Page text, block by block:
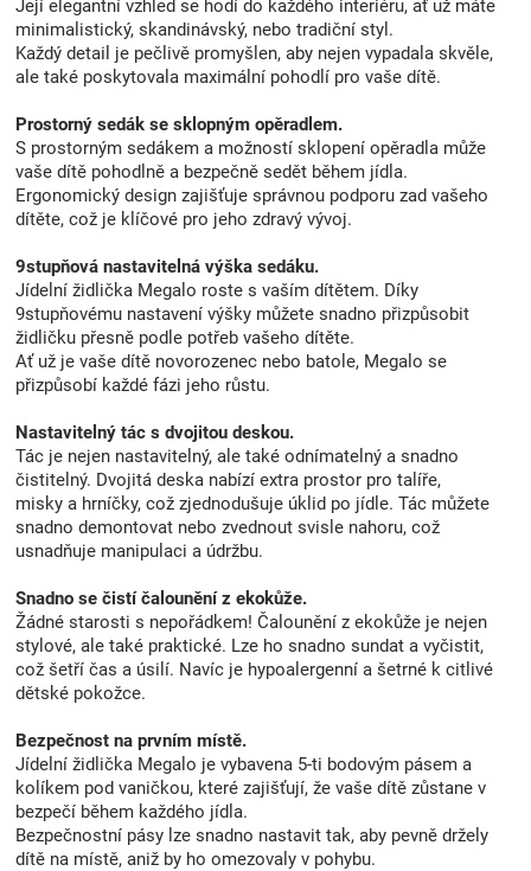
Její elegantní vzhled se hodí do každého interiéru, ať už máte
minimalistický, skandinávský, nebo tradiční styl.
Každý detail je pečlivě promyšlen, aby nejen vypadala skvěle,
ale také poskytovala maximální pohodlí pro vaše dítě.
Prostorný sedák se sklopným opěradlem.
S prostorným sedákem a možností sklopení opěradla může
vaše dítě pohodlně a bezpečně sedět během jídla.
Ergonomický design zajišťuje správnou podporu zad vašeho
dítěte, což je klíčové pro jeho zdravý vývoj.
9stupňová nastavitelná výška sedáku.
Jídelní židlička Megalo roste s vaším dítětem. Díky
9stupňovému nastavení výšky můžete snadno přizpůsobit
židličku přesně podle potřeb vašeho dítěte.
Ať už je vaše dítě novorozenec nebo batole, Megalo se
přizpůsobí každé fázi jeho růstu.
Nastavitelný tác s dvojitou deskou.
Tác je nejen nastavitelný, ale také odnímatelný a snadno
čistitelný. Dvojitá deska nabízí extra prostor pro talíře,
misky a hrníčky, což zjednodušuje úklid po jídle. Tác můžete
snadno demontovat nebo zvednout svisle nahoru, což
usnadňuje manipulaci a údržbu.
Snadno se čistí čalounění z ekokůže.
Žádné starosti s nepořádkem! Čalounění z ekokůže je nejen
stylové, ale také praktické. Lze ho snadno sundat a vyčistit,
což šetří čas a úsilí. Navíc je hypoalergenní a šetrné k citlivé
dětské pokožce.
Bezpečnost na prvním místě.
Jídelní židlička Megalo je vybavena 5-ti bodovým pásem a
kolíkem pod vaničkou, které zajišťují, že vaše dítě zůstane v
bezpečí během každého jídla.
Bezpečnostní pásy lze snadno nastavit tak, aby pevně držely
dítě na místě, aniž by ho omezovaly v pohybu.